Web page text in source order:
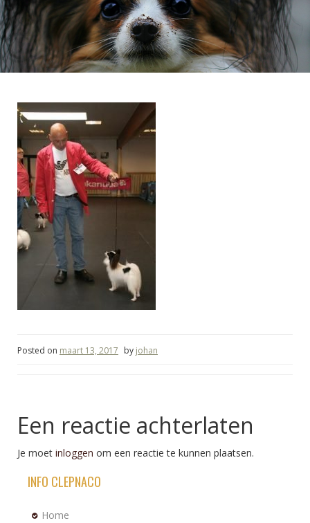
Posted on maart 13, 2017 by johan
Een reactie achterlaten
Je moet inloggen om een reactie te kunnen plaatsen.
INFO CLEPNACO
Home